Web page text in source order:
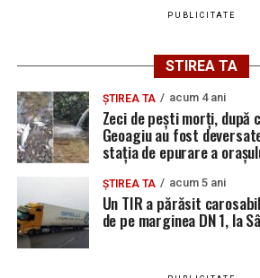
PUBLICITATE
STIREA TA
ȘTIREA TA acum 4 ani
Zeci de pești morți, după
Geoagiu au fost
stația de epurare a
ȘTIREA TA acum 5 ani
Un TIR a părăsit
de pe marginea DN 1, la